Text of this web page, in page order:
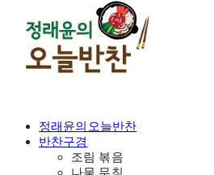
정래윤의오늘반찬
반찬구경
조림 볶음
나물 무침